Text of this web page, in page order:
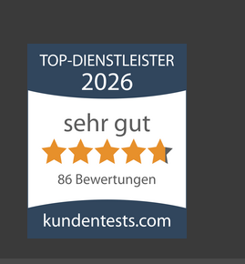
Norddeutsche
Bauabdichtungsgesellschaft
mbH
von 5
86Bewertungen